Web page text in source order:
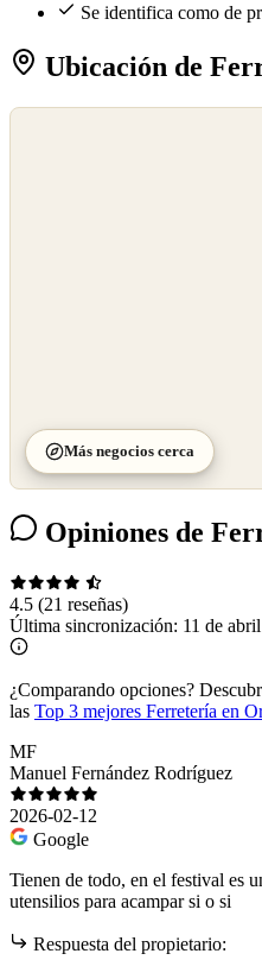
Se identifica como de
Ubicación de
Más negocios cerca
Opiniones de
4.5 (21 reseñas)
Última sincronización: 11 de
¿Comparando opciones?
las Top 3 mejores Ferretería en
MF
Manuel Fernández Rodríguez
2026-02-12
Google
Tienen de todo, en el festival es
utensilios para acampar si o si
Respuesta del propietario: